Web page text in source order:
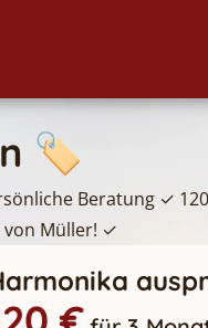
🏷️
Beratung ✓
von Müller! ✓